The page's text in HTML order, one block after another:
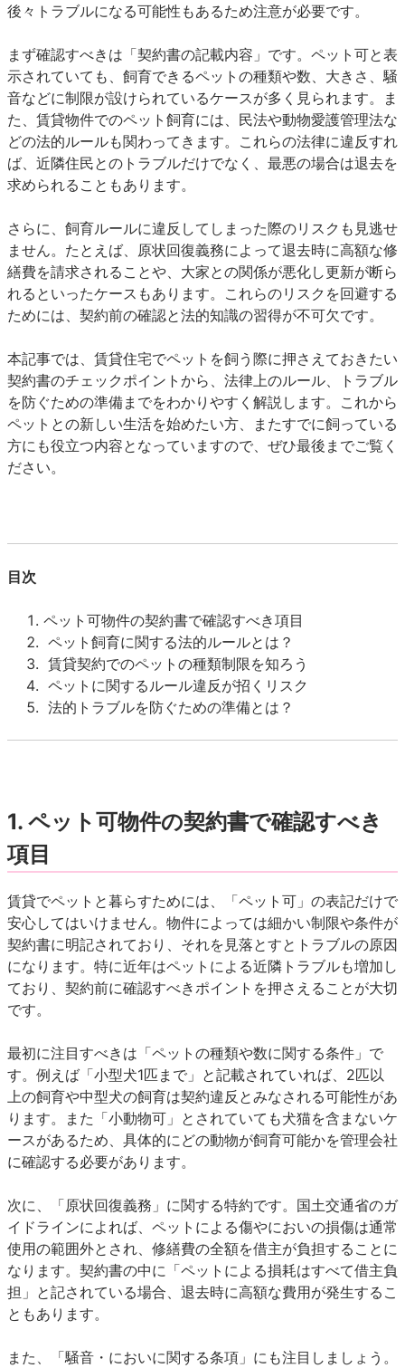
後々トラブルになる可能性もあるため注意が必要です。
まず確認すべきは「契約書の記載内容」です。ペット可と表
示されていても、飼育できるペットの種類や数、大きさ、騒
音などに制限が設けられているケースが多く見られます。ま
た、賃貸物件でのペット飼育には、民法や動物愛護管理法な
どの法的ルールも関わってきます。これらの法律に違反すれ
ば、近隣住民とのトラブルだけでなく、最悪の場合は退去を
求められることもあります。
さらに、飼育ルールに違反してしまった際のリスクも見逃せ
ません。たとえば、原状回復義務によって退去時に高額な修
繕費を請求されることや、大家との関係が悪化し更新が断ら
れるといったケースもあります。これらのリスクを回避する
ためには、契約前の確認と法的知識の習得が不可欠です。
本記事では、賃貸住宅でペットを飼う際に押さえておきたい
契約書のチェックポイントから、法律上のルール、トラブル
を防ぐための準備までをわかりやすく解説します。これから
ペットとの新しい生活を始めたい方、またすでに飼っている
方にも役立つ内容となっていますので、ぜひ最後までご覧く
ださい。
目次
ペット可物件の契約書で確認すべき項目
ペット飼育に関する法的ルールとは？
賃貸契約でのペットの種類制限を知ろう
ペットに関するルール違反が招くリスク
法的トラブルを防ぐための準備とは？
1. ペット可物件の契約書で確認すべき
項目
賃貸でペットと暮らすためには、「ペット可」の表記だけで
安心してはいけません。物件によっては細かい制限や条件が
契約書に明記されており、それを見落とすとトラブルの原因
になります。特に近年はペットによる近隣トラブルも増加し
ており、契約前に確認すべきポイントを押さえることが大切
です。
最初に注目すべきは「ペットの種類や数に関する条件」で
す。例えば「小型犬1匹まで」と記載されていれば、2匹以
上の飼育や中型犬の飼育は契約違反とみなされる可能性があ
ります。また「小動物可」とされていても犬猫を含まないケ
ースがあるため、具体的にどの動物が飼育可能かを管理会社
に確認する必要があります。
次に、「原状回復義務」に関する特約です。国土交通省のガ
イドラインによれば、ペットによる傷やにおいの損傷は通常
使用の範囲外とされ、修繕費の全額を借主が負担することに
なります。契約書の中に「ペットによる損耗はすべて借主負
担」と記されている場合、退去時に高額な費用が発生するこ
ともあります。
また、「騒音・においに関する条項」にも注目しましょう。